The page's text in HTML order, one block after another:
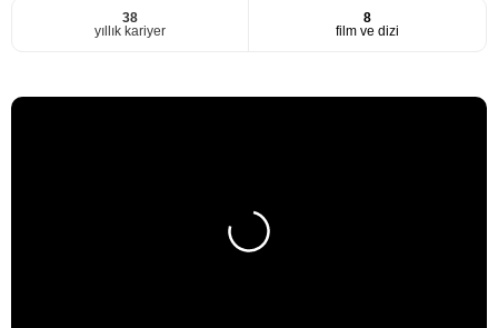
38
yıllık kariyer
8
film ve dizi